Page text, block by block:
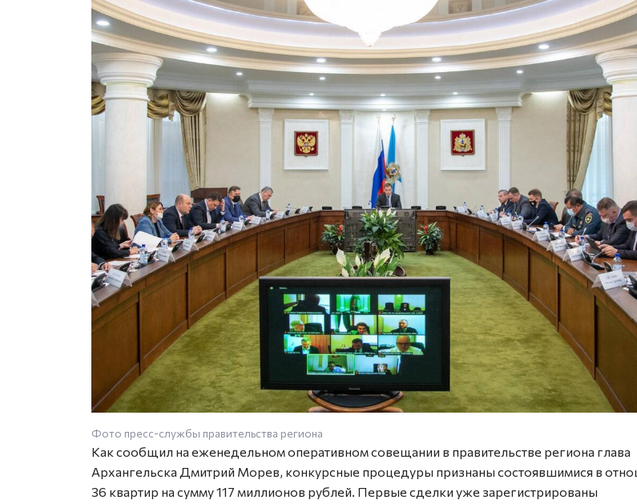
Фото пресс-службы правительства региона
Как сообщил на еженедельном оперативном совещании в правительстве региона глава
Архангельска Дмитрий Морев, конкурсные процедуры признаны состоявшимися в
36 квартир на сумму 117 миллионов рублей. Первые сделки уже зарегистрированы